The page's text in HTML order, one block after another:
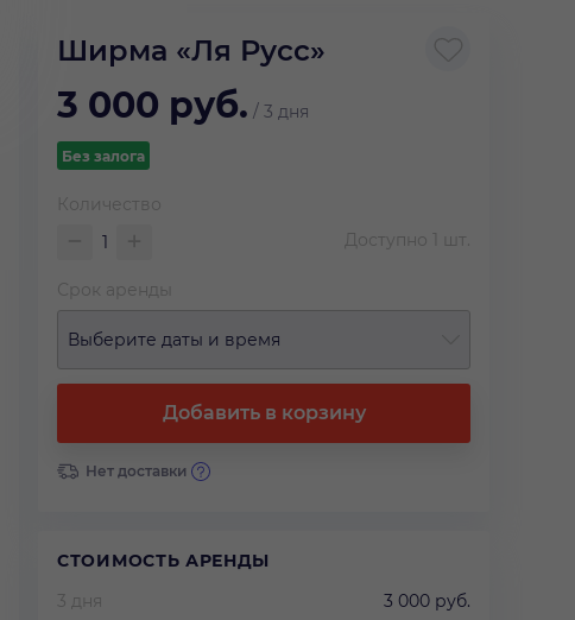
Ширма «Ля Русс»
3 000 руб. / 3 дня
Без залога
Количество
Доступно 1 шт.
Срок аренды
Выберите даты и время
Добавить в корзину
Нет доставки
СТОИМОСТЬ АРЕНДЫ
3 дня
3 000 руб.